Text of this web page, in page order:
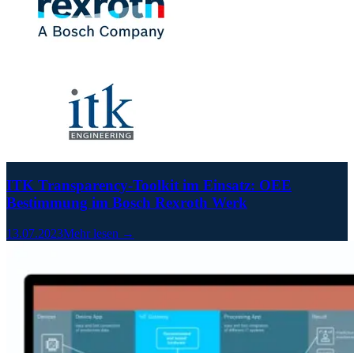
ITK Transparency-Toolkit im Einsatz: OEE
Bestimmung im Bosch Rexroth Werk
13.07.2023Mehr lesen →